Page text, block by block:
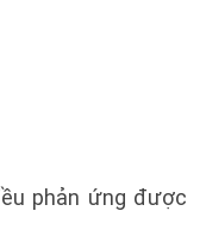
phản ứng được